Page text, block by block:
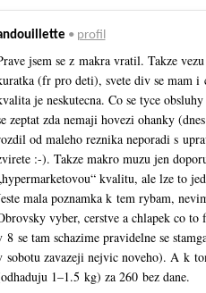
• profil
jsem se z makra vratil. Takze
(fr pro deti), svete div se mam i
je neskutecna. Co se tyce
zeptat zda nemaji hovezi ohanky
od maleho reznika neporadi s
:-). Takze makro muzu jen
kvalitu, ale lze to
mala poznamka k tem rybam,
vyber, cerstve a chlapek co
8 se tam schazime pravidelne se
sobotu zavazeji nejvic noveho). A k
1–1.5 kg) za 260 bez dane.